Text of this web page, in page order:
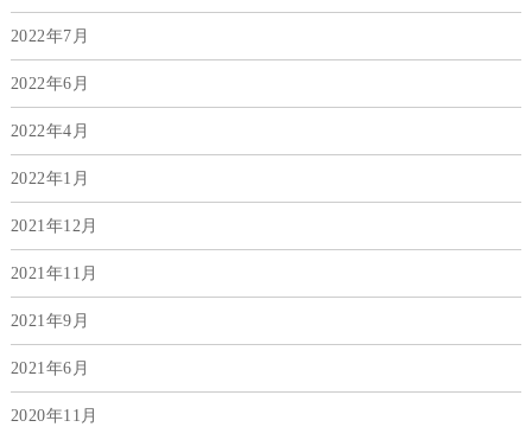
2022年7月
2022年6月
2022年4月
2022年1月
2021年12月
2021年11月
2021年9月
2021年6月
2020年11月